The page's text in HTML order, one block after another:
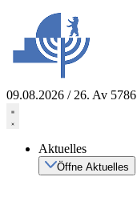
springen
09.08.2026 / 26. Av 5786
Aktuelles
Öffne Aktuelles